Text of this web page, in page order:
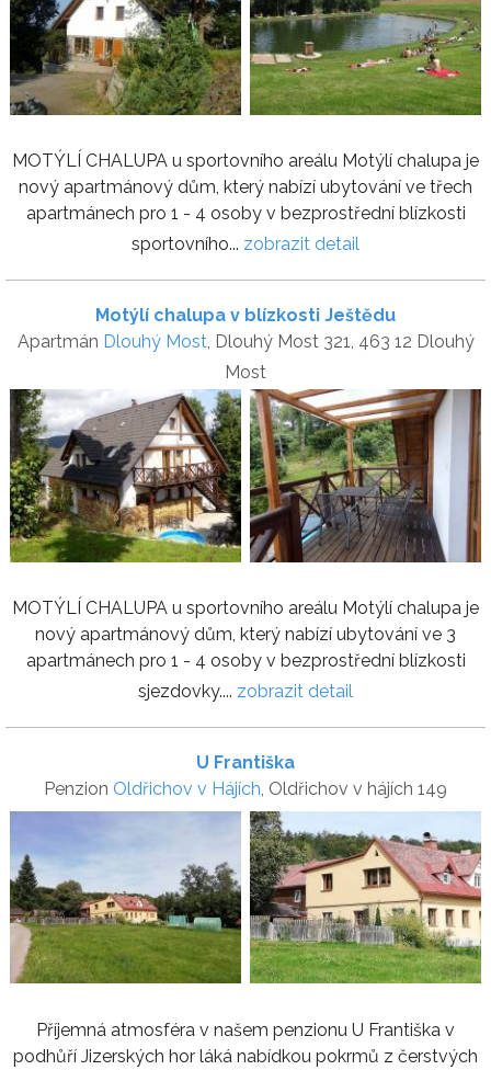
MOTÝLÍ CHALUPA u sportovního areálu Motýlí chalupa je
nový apartmánový dům, který nabízí ubytování ve třech
apartmánech pro 1 - 4 osoby v bezprostřední blízkosti
sportovního... zobrazit detail
Motýlí chalupa v blízkosti Ještědu
Apartmán Dlouhý Most, Dlouhý Most 321, 463 12 Dlouhý
Most
MOTÝLÍ CHALUPA u sportovního areálu Motýlí chalupa je
nový apartmánový dům, který nabízí ubytování ve 3
apartmánech pro 1 - 4 osoby v bezprostřední blízkosti
sjezdovky.... zobrazit detail
U Františka
Penzion Oldřichov v Hájích, Oldřichov v hájích 149
Příjemná atmosféra v našem penzionu U Františka v
podhůří Jizerských hor láká nabídkou pokrmů z čerstvých